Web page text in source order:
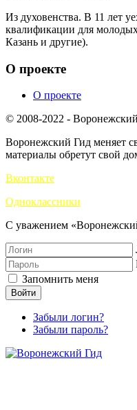
Из духовенства. В 11 лет
квалификации для
Казань и другие).
О проекте
О проекте
© 2008-2022 -
Воронежский Гид меняет
материалы обретут свой
Вконтакте
Одноклассники
С уважением
Запомнить меня
Войти
Забыли логин?
Забыли пароль?